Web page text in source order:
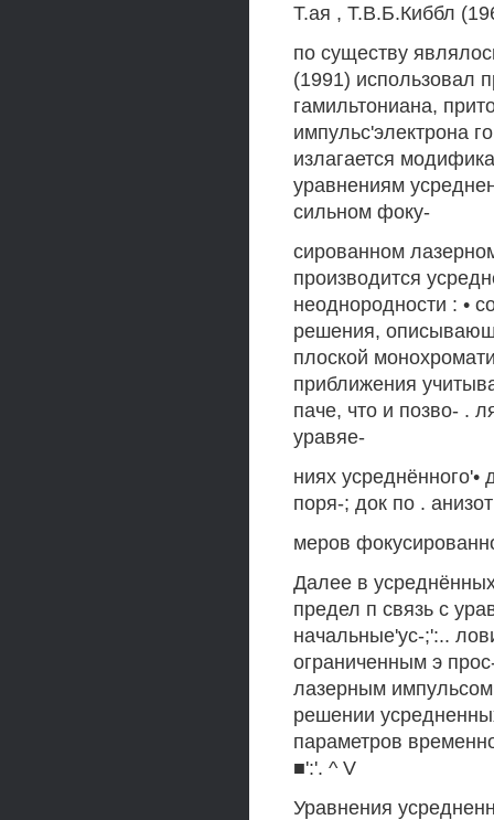
Т.ая , Т.В.Б.Киббл
по существу
(1991) использовал
гамильтониана,
импульс'электрона
излагается
уравнениям
сильном фоку-
сированном
производится
неоднородности : •
решения,
плоской
приближения
паче, что и позво- .
уравяе-
ниях усреднённого'•
поря-; док по .
меров
Далее в
предел п связь с
начальные'ус-;':..
ограниченным э
лазерным
решении
параметров
■':'. ^ V
Уравнения